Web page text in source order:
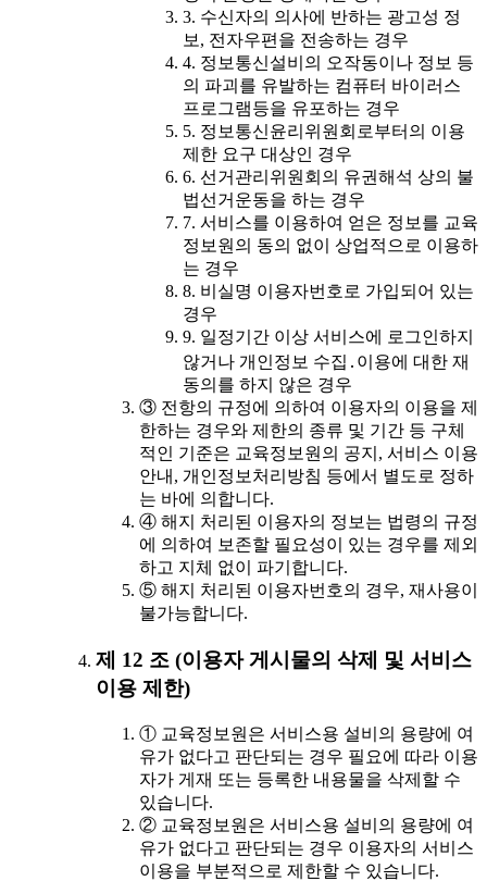
3. 수신자의 의사에 반하는 광고성 정
보, 전자우편을 전송하는 경우
4. 정보통신설비의 오작동이나 정보 등
의 파괴를 유발하는 컴퓨터 바이러스
프로그램등을 유포하는 경우
5. 정보통신윤리위원회로부터의 이용
제한 요구 대상인 경우
6. 선거관리위원회의 유권해석 상의 불
법선거운동을 하는 경우
7. 서비스를 이용하여 얻은 정보를 교육
정보원의 동의 없이 상업적으로 이용하
는 경우
8. 비실명 이용자번호로 가입되어 있는
경우
9. 일정기간 이상 서비스에 로그인하지
않거나 개인정보 수집․이용에 대한 재
동의를 하지 않은 경우
③ 전항의 규정에 의하여 이용자의 이용을 제
한하는 경우와 제한의 종류 및 기간 등 구체
적인 기준은 교육정보원의 공지, 서비스 이용
안내, 개인정보처리방침 등에서 별도로 정하
는 바에 의합니다.
④ 해지 처리된 이용자의 정보는 법령의 규정
에 의하여 보존할 필요성이 있는 경우를 제외
하고 지체 없이 파기합니다.
⑤ 해지 처리된 이용자번호의 경우, 재사용이
불가능합니다.
제 12 조 (이용자 게시물의 삭제 및 서비스
이용 제한)
① 교육정보원은 서비스용 설비의 용량에 여
유가 없다고 판단되는 경우 필요에 따라 이용
자가 게재 또는 등록한 내용물을 삭제할 수
있습니다.
② 교육정보원은 서비스용 설비의 용량에 여
유가 없다고 판단되는 경우 이용자의 서비스
이용을 부분적으로 제한할 수 있습니다.